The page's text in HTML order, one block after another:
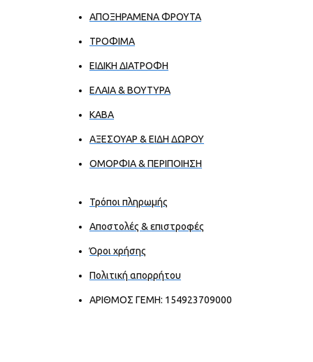
ΑΠΟΞΗΡΑΜΕΝΑ ΦΡΟΥΤΑ
ΤΡΟΦΙΜΑ
ΕΙΔΙΚΗ ΔΙΑΤΡΟΦΗ
ΕΛΑΙΑ & ΒΟΥΤΥΡΑ
ΚΑΒΑ
ΑΞΕΣΟΥΑΡ & ΕΙΔΗ ΔΩΡΟΥ
ΟΜΟΡΦΙΑ & ΠΕΡΙΠΟΙΗΣΗ
Τρόποι πληρωμής
Αποστολές & επιστροφές
Όροι χρήσης
Πολιτική απορρήτου
ΑΡΙΘΜΟΣ ΓΕΜΗ: 154923709000